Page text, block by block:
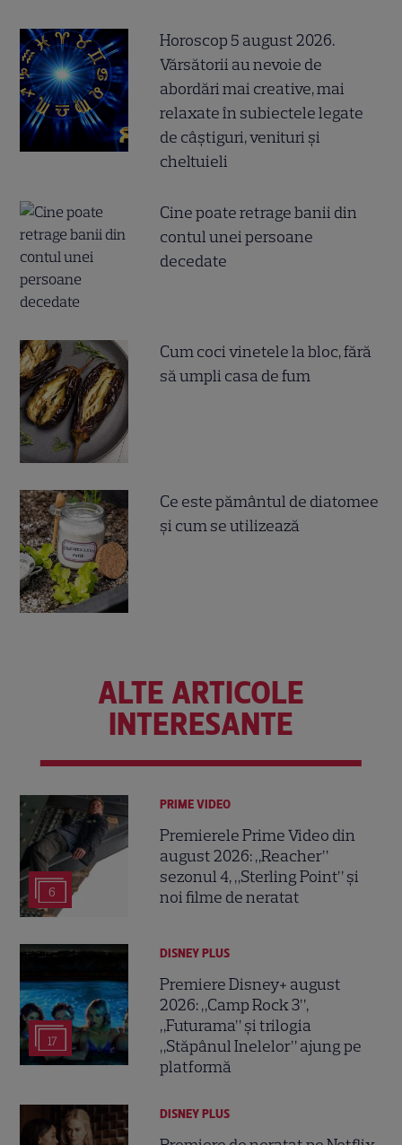
Horoscop 5 august 2026.
Vărsătorii au nevoie de
abordări mai creative, mai
relaxate în subiectele legate
de câștiguri, venituri și
cheltuieli
Cine poate retrage banii din
contul unei persoane
decedate
Cum coci vinetele la bloc, fără
să umpli casa de fum
Ce este pământul de diatomee
și cum se utilizează
ALTE ARTICOLE
INTERESANTE
6
PRIME VIDEO
Premierele Prime Video din
august 2026: „Reacher”
sezonul 4, „Sterling Point” și
noi filme de neratat
17
DISNEY PLUS
Premiere Disney+ august
2026: „Camp Rock 3”,
„Futurama” și trilogia
„Stăpânul Inelelor” ajung pe
platformă
DISNEY PLUS